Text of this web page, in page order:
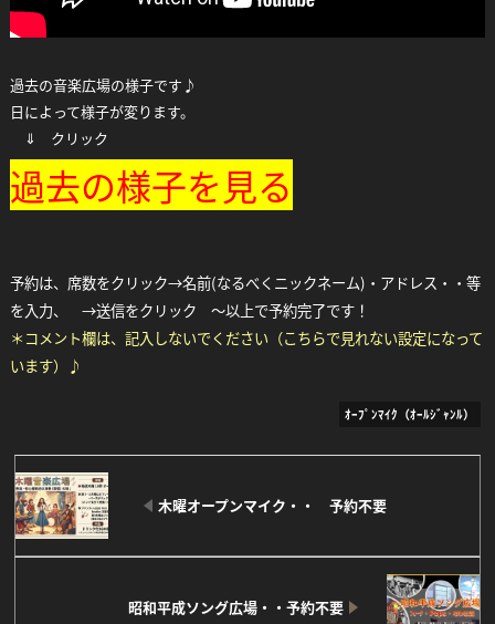
過去の音楽広場の様子です♪
日によって様子が変ります。
⇓ クリック
過去の様子を見る
予約は、席数をクリック→名前(なるべくニックネーム)・アドレス・・等
を入力、 →送信をクリック ～以上で予約完了です！
＊コメント欄は、記入しないでください（こちらで見れない設定になって
います）♪
ｵｰﾌﾟﾝﾏｲｸ（ｵｰﾙｼﾞｬﾝﾙ）
木曜オープンマイク・・ 予約不要
昭和平成ソング広場・・予約不要